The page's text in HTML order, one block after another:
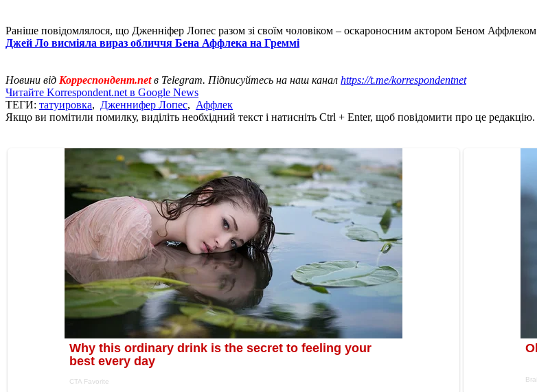
Раніше повідомлялося, що Дженніфер Лопес разом зі своїм чоловіком – оскароносним актором Беном Аффлеком
Джей Ло висміяла вираз обличчя Бена Аффлека на Греммі
Новини від Корреспондент.netв Telegram. Підписуйтесь на наш канал https://t.me/korrespondentnet
Читайте Korrespondent.net в Google News
ТЕГИ: татуировка, Дженнифер Лопес, Аффлек
Якщо ви помітили помилку, виділіть необхідний текст і натисніть Ctrl + Enter, щоб повідомити про це редакцію.